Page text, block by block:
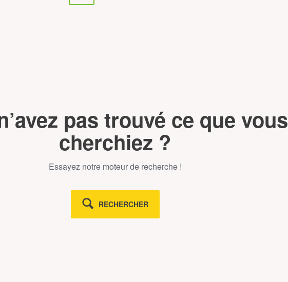
pas trouvé ce que vous
cherchiez ?
Essayez notre moteur de recherche !
RECHERCHER